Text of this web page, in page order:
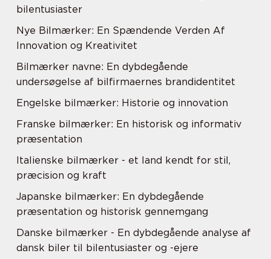
bilentusiaster
Nye Bilmærker: En Spændende Verden Af
Innovation og Kreativitet
Bilmærker navne: En dybdegående
undersøgelse af bilfirmaernes brandidentitet
Engelske bilmærker: Historie og innovation
Franske bilmærker: En historisk og informativ
præsentation
Italienske bilmærker - et land kendt for stil,
præcision og kraft
Japanske bilmærker: En dybdegående
præsentation og historisk gennemgang
Danske bilmærker - En dybdegående analyse af
dansk biler til bilentusiaster og -ejere